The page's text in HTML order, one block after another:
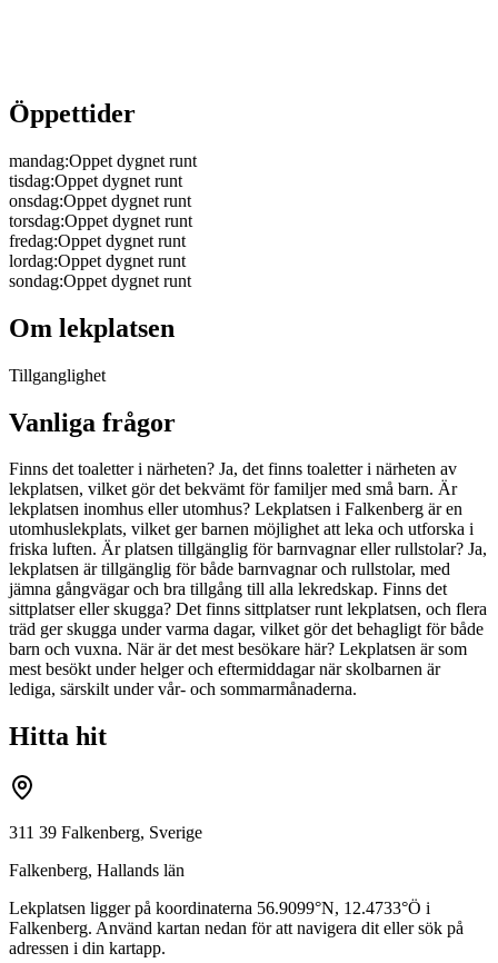
Öppettider
mandag:Oppet dygnet runt
tisdag:Oppet dygnet runt
onsdag:Oppet dygnet runt
torsdag:Oppet dygnet runt
fredag:Oppet dygnet runt
lordag:Oppet dygnet runt
sondag:Oppet dygnet runt
Om lekplatsen
Tillganglighet
Vanliga frågor
Finns det toaletter i närheten? Ja, det finns toaletter i närheten av
lekplatsen, vilket gör det bekvämt för familjer med små barn. Är
lekplatsen inomhus eller utomhus? Lekplatsen i Falkenberg är en
utomhuslekplats, vilket ger barnen möjlighet att leka och utforska i
friska luften. Är platsen tillgänglig för barnvagnar eller rullstolar? Ja,
lekplatsen är tillgänglig för både barnvagnar och rullstolar, med
jämna gångvägar och bra tillgång till alla lekredskap. Finns det
sittplatser eller skugga? Det finns sittplatser runt lekplatsen, och flera
träd ger skugga under varma dagar, vilket gör det behagligt för både
barn och vuxna. När är det mest besökare här? Lekplatsen är som
mest besökt under helger och eftermiddagar när skolbarnen är
lediga, särskilt under vår- och sommarmånaderna.
Hitta hit
311 39 Falkenberg, Sverige
Falkenberg, Hallands län
Lekplatsen ligger på koordinaterna 56.9099°N, 12.4733°Ö i
Falkenberg. Använd kartan nedan för att navigera dit eller sök på
adressen i din kartapp.